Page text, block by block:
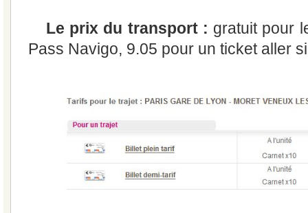
Le prix du transport : gratuit pour
Pass Navigo, 9.05 pour un ticket aller